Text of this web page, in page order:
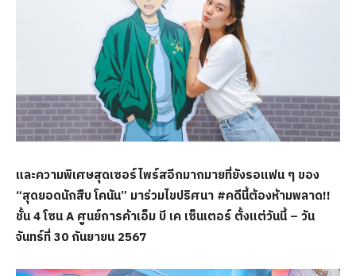
และความพิเศษสุดเซอร์ไพร์สอีกมากมายที่ยังรอแฟน ๆ ของ
“สุดยอดนักสืบ โคนัน” มาร่วมไขปริศนา #คดีนี้ต้องห้ามพลาด!!
ชั้น 4 โซน A ศูนย์การค้าเอ็ม บี เค เซ็นเตอร์ ตั้งแต่วันนี้ – วัน
จันทร์ที่ 30 กันยายน 2567